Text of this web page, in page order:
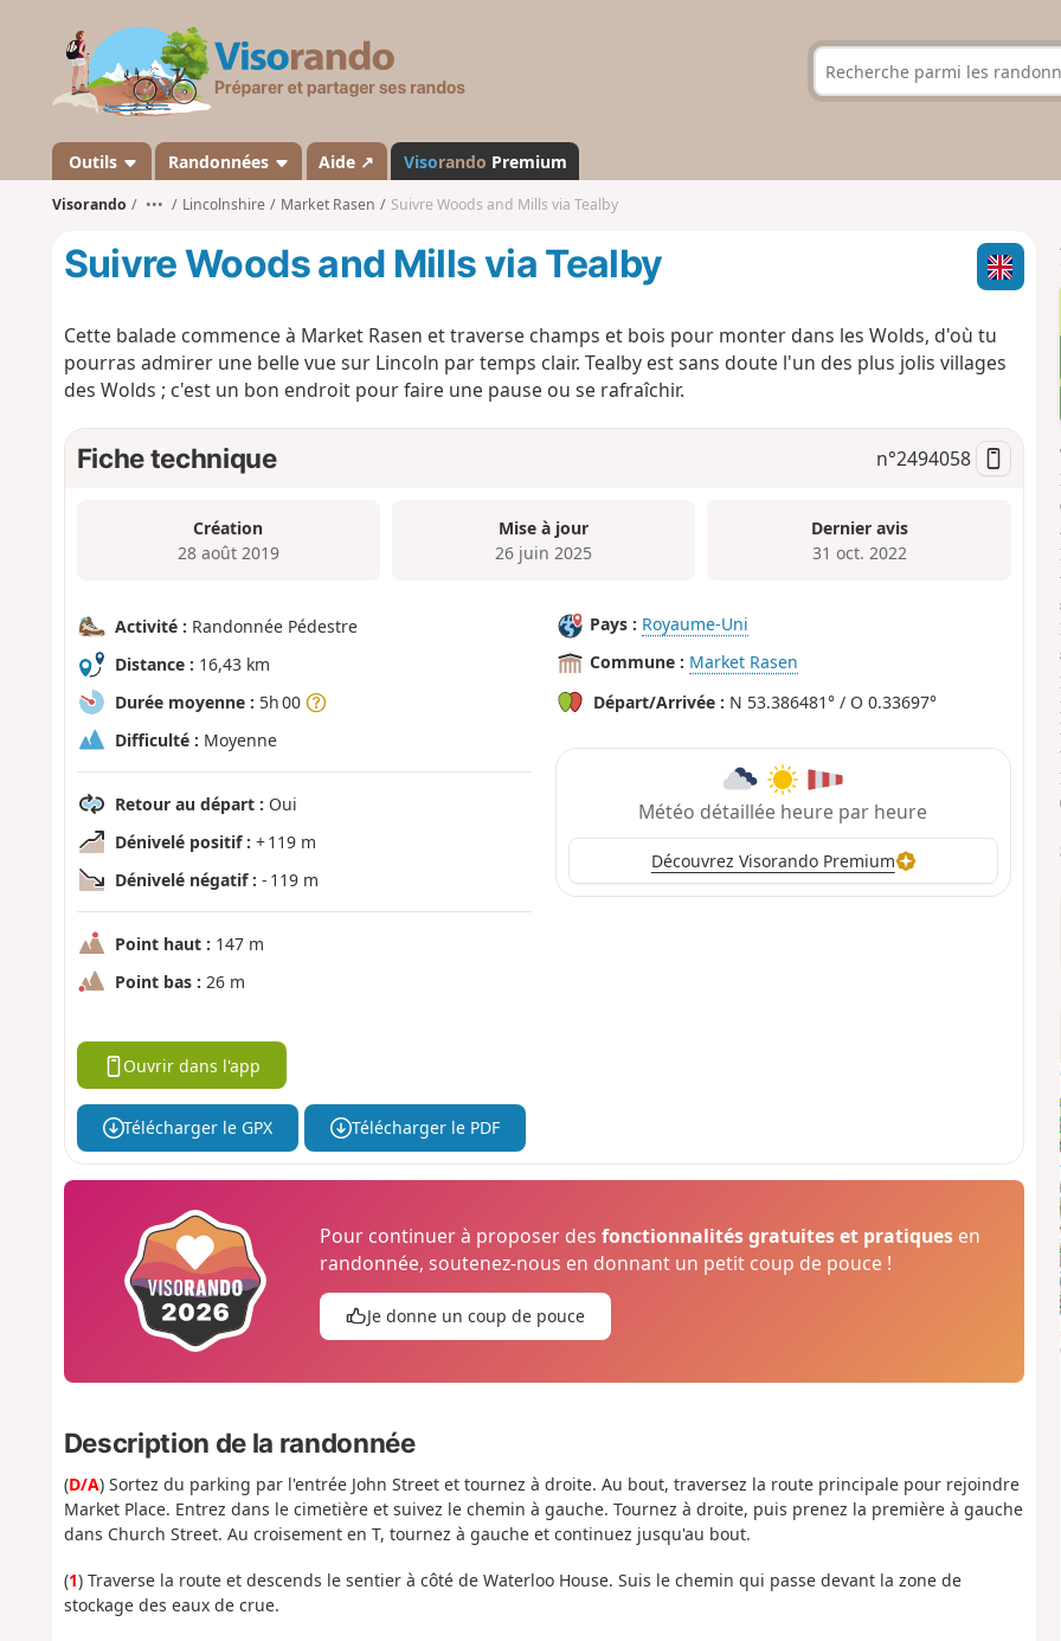
s
a
n
d
Outils Randonnées Aide ↗ Visorando Premium
Visorando ••• Lincolnshire Market Rasen Suivre Woods and Mills via Tealby
Suivre Woods and Mills via Tealby
Cette balade commence à Market Rasen et traverse champs et bois pour monter dans les Wolds, d'où tu
pourras admirer une belle vue sur Lincoln par temps clair. Tealby est sans doute l'un des plus jolis villages
des Wolds ; c'est un bon endroit pour faire une pause ou se rafraîchir.
Fiche technique n°2494058
Création
28 août 2019
Mise à jour
26 juin 2025
Dernier avis
31 oct. 2022
Activité : Randonnée Pédestre
Distance : 16,43 km
Durée moyenne : 5h 00
Difficulté : Moyenne
Retour au départ : Oui
Dénivelé positif : + 119 m
Dénivelé négatif : - 119 m
Point haut : 147 m
Point bas : 26 m
Pays : Royaume-Uni
Commune : Market Rasen
Départ/Arrivée : N 53.386481° / O 0.33697°
Météo détaillée heure par heure
Découvrez Visorando Premium
Ouvrir dans l'app
Télécharger le GPX Télécharger le PDF
Pour continuer à proposer desfonctionnalités gratuites et pratiques en
randonnée, soutenez-nous en donnant un petit coup de pouce !
Je donne un coup de pouce
Description de la randonnée
(D/A) Sortez du parking par l'entrée John Street et tournez à droite. Au bout, traversez la route principale pour rejoindre
Market Place. Entrez dans le cimetière et suivez le chemin à gauche. Tournez à droite, puis prenez la première à gauche
dans Church Street. Au croisement en T, tournez à gauche et continuez jusqu'au bout.
(1) Traverse la route et descends le sentier à côté de Waterloo House. Suis le chemin qui passe devant la zone de
stockage des eaux de crue.